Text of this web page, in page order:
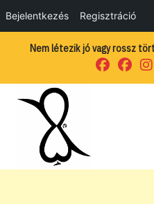
Bejelentkezés Regisztráció
Nem létezik jó vagy rossz